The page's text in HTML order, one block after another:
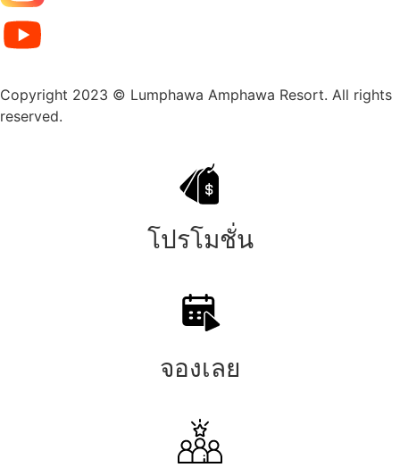
Copyright 2023 © Lumphawa Amphawa Resort. All rights
reserved.
โปรโมชั่น
จองเลย